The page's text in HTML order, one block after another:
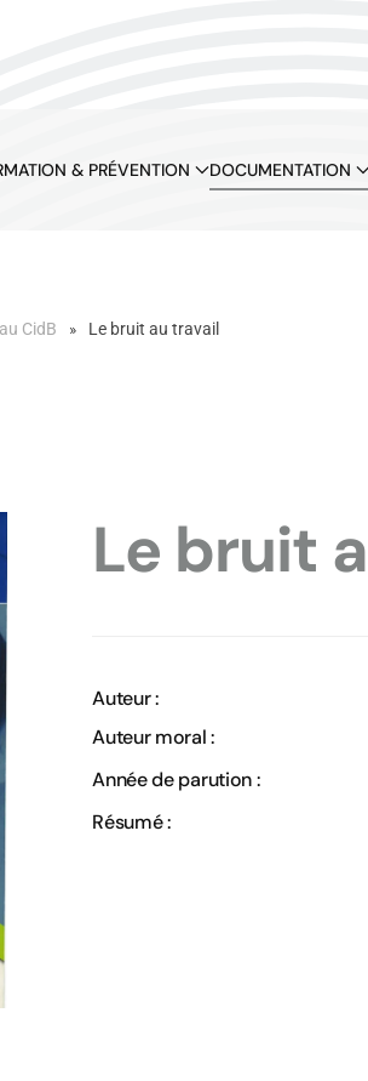
& PRÉVENTION DOCUMENTATION
CidB Le bruit au travail
Le bruit
Auteur :
Auteur moral :
Année de parution :
Résumé :